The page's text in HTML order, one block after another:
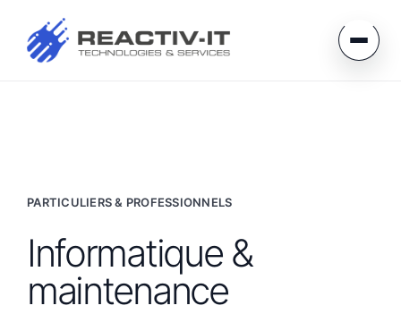
PARTICULIERS & PROFESSIONNELS
Informatique &
maintenance